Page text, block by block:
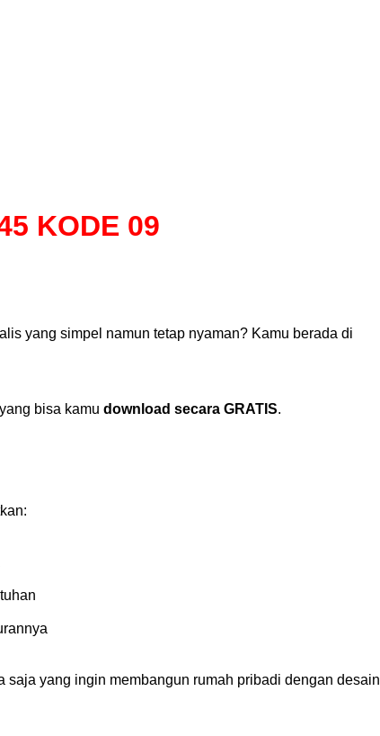
KODE 09
yang simpel namun tetap nyaman? Kamu berada di
yang bisa kamu download secara GRATIS.
saja yang ingin membangun rumah pribadi dengan desain